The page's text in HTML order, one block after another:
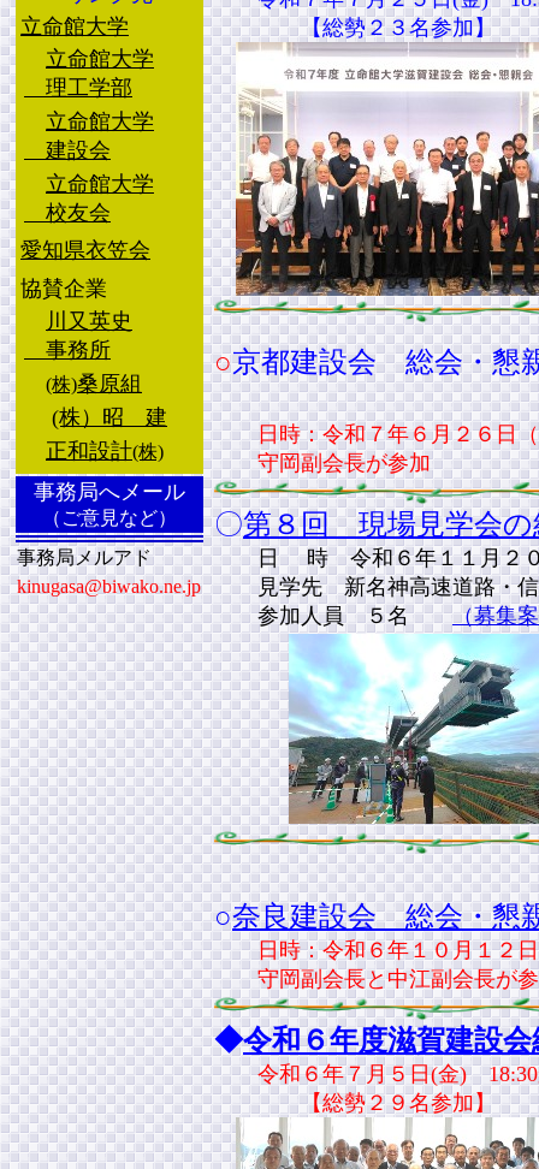
立命館大学
立命館大学
理工学部
立命館大学
建設会
立命館大学
校友会
愛知県衣笠会
協賛企業
川又英史
事務所
(株)桑原組
(株） 昭 建
正和設計(株)
事務局へメール
（ご意見など）
事務局メルアド
kinugasa@biwako.ne.jp
【総勢２３名参加】
○京都建設会 総会・懇
日時：令和７年６月２６日
守岡副会長が参加
〇第８回 現場見学会の
日 時 令和６年１１月２
見学先 新名神高速道路・信
参加人員 ５名
（募集
○奈良建設会 総会・懇
日時：令和６年１０月１２
守岡副会長と中江副会長が
◆令和６年度滋賀建設
令和６年７月５日(金) 18:30
【総勢２９名参加】